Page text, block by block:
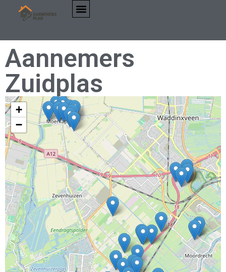
Aannemers
Zuidplas
+
−